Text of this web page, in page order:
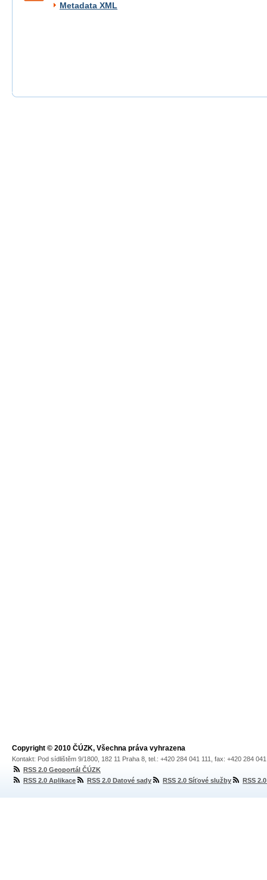
Metadata XML
Copyright © 2010 ČÚZK, Všechna práva vyhrazena
Kontakt: Pod sídlištěm 9/1800, 182 11 Praha 8, tel.: +420 284 041 111, fax: +420 284
RSS 2.0 Geoportál ČÚZK
RSS 2.0 Aplikace
RSS 2.0 Datové sady RSS 2.0 Síťové služby RSS